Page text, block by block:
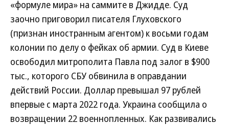
«формуле мира» на саммите в Джидде. Суд
заочно приговорил писателя Глуховского
(признан иностранным агентом) к восьми годам
колонии по делу о фейках об армии. Суд в Киеве
освободил митрополита Павла под залог в $900
тыс., которого СБУ обвинила в оправдании
действий России. Доллар превышал 97 рублей
впервые с марта 2022 года. Украина сообщила о
возвращении 22 военнопленных. Как развивались